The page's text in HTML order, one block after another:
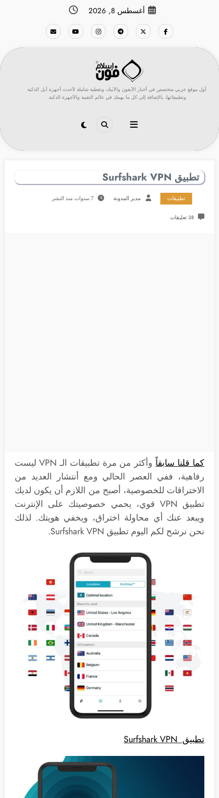
أغسطس 8, 2026
أول موقع عربي متخصص في أخبار الآيفون والآيباد، وتغطية شاملة لأحدث أجهزة أبل الذكية
وتطبيقاتها، بالإضافة إلى كل ما يهمك في عالم التقنية والأجهزة الذكية.
تطبيق Surfshark VPN
تطبيقات مدير المدونة 7 سنوات منذ النشر
38 تعليقات
كما قلنا سابقاً
وأكثر من مرة تطبيقات الـ VPN ليست
رفاهية، ففي العصر الحالي ومع أنتشار العديد من
الاختراقات للخصوصية، أصبح من اللازم أن يكون لديك
تطبيق VPN قوي، يحمي خصوصيتك على الإنترنت
ويبعد عنك أي محاولة اختراق، ويخفي هويتك. لذلك
نحن نرشح لكم اليوم تطبيق Surfshark VPN.
تطبيق Surfshark VPN